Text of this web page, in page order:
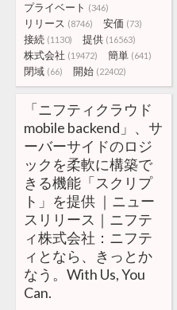
プライベート (346)
リリース (8746) 安価 (73)
接続 (1130) 提供 (16563)
株式会社 (19472) 簡単 (641)
閉域 (66) 開始 (22402)
「ニフティクラウド
mobile backend」、サ
ーバーサイドのロジ
ックを柔軟に構築で
きる機能「スクリプ
ト」を提供 ｜ニュー
スリリース｜ニフテ
ィ株式会社：ニフテ
ィとなら、きっとか
なう。With Us, You
Can.